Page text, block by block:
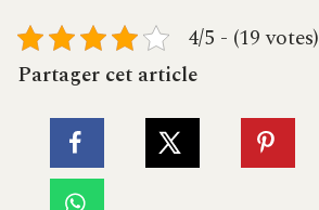
4/5 - (19 votes)
Partager cet article